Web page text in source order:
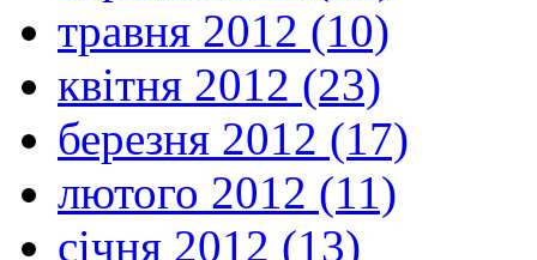
травня 2012 (10)
квітня 2012 (23)
березня 2012 (17)
лютого 2012 (11)
січня 2012 (13)